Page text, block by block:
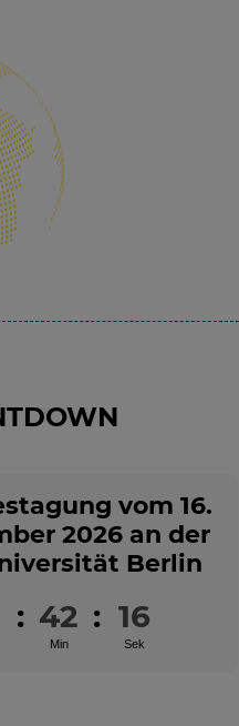
vom 16.
2026 an der
Berlin
: 42
Min
: 15
Sek